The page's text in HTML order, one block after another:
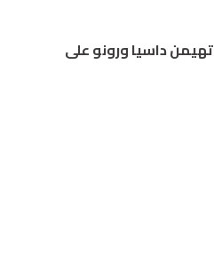
داسيا ورونو على